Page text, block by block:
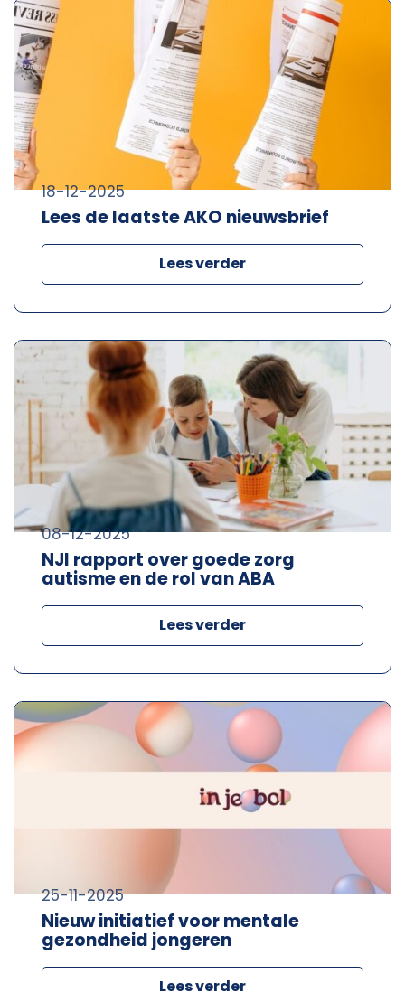
Lees de laatste AKO nieuwsbrief
18-12-2025
Lees verder
NJI rapport over goede zorg
autisme en de rol van ABA
08-12-2025
Lees verder
Nieuw initiatief voor mentale
gezondheid jongeren
25-11-2025
Lees verder